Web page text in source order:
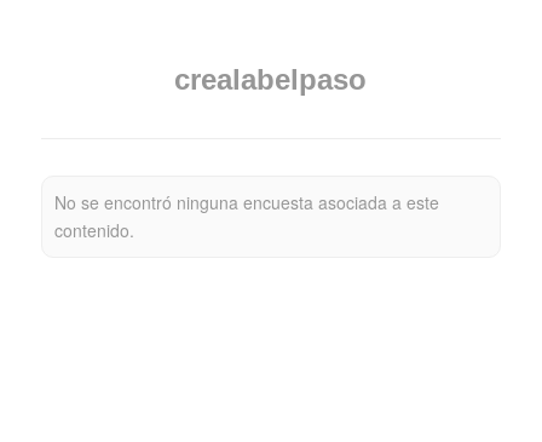
crealabelpaso
No se encontró ninguna encuesta asociada a este
contenido.